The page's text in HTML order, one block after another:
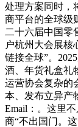
处理方案同时，
商平台的全球
二十六届中国零
户杭州大会展核
链接全球”。
酒、年货礼盒礼
运营协会复杂的
本、发布立异产
Email：。这里
商“不出国门。